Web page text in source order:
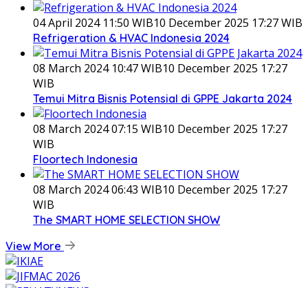
04 April 2024 11:50 WIB10 December 2025 17:27 WIB
Refrigeration & HVAC Indonesia 2024
08 March 2024 10:47 WIB10 December 2025 17:27
WIB
Temui Mitra Bisnis Potensial di GPPE Jakarta 2024
08 March 2024 07:15 WIB10 December 2025 17:27
WIB
Floortech Indonesia
08 March 2024 06:43 WIB10 December 2025 17:27
WIB
The SMART HOME SELECTION SHOW
View More